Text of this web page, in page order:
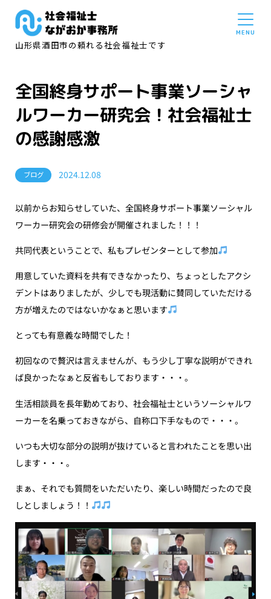
山形県酒田市の頼れる社会福祉士です
全国終身サポート事業ソーシャ
ルワーカー研究会！社会福祉士
の感謝感激
ブログ 2024.12.08
以前からお知らせしていた、全国終身サポート事業ソーシャル
ワーカー研究会の研修会が開催されました！！！
共同代表ということで、私もプレゼンターとして参加
用意していた資料を共有できなかったり、ちょっとしたアクシ
デントはありましたが、少しでも現活動に賛同していただける
方が増えたのではないかなぁと思います
とっても有意義な時間でした！
初回なので贅沢は言えませんが、もう少し丁寧な説明ができれ
ば良かったなぁと反省もしております・・・。
生活相談員を長年勤めており、社会福祉士というソーシャルワ
ーカーを名乗っておきながら、自称口下手なもので・・・。
いつも大切な部分の説明が抜けていると言われたことを思い出
します・・・。
まぁ、それでも質問をいただいたり、楽しい時間だったので良
しとしましょう！！